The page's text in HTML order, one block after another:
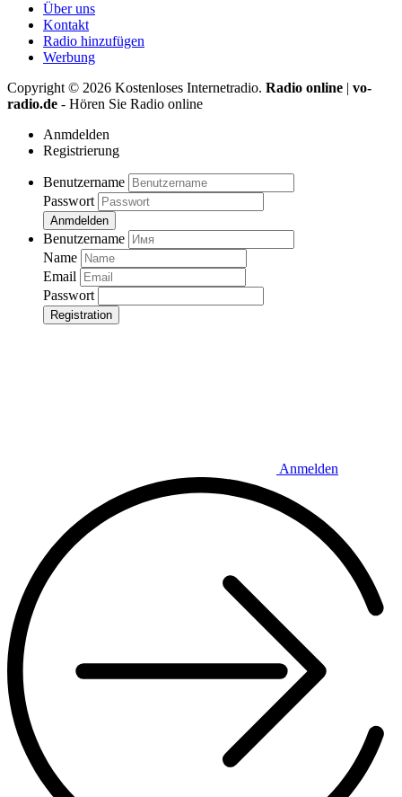
Über uns
Kontakt
Radio hinzufügen
Werbung
Copyright © 2026 Kostenloses Internetradio. Radio online | vo-
radio.de - Hören Sie Radio online
Anmdelden
Registrierung
Benutzername
Passwort
Anmdelden
Benutzername
Name
Email
Passwort
Registration
Anmelden